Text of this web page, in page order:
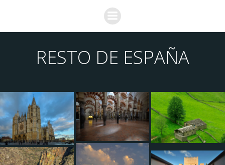
Saltar
al
contenido
RESTO DE ESPAÑA